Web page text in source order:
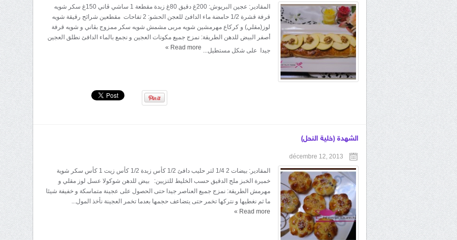
المقادير: عجين البريوش: 200غ دقيق 80غ زبدة مقطعة 1 ساشي ڤاني 150غ سكر شويه
قرفة قشرة 1/2 حامضة ماء الدافئ للعجن الحشو: 2 تفاحات مقطعين شرائح رقيقة شويه
لوز(مقلي) و كركاع مهرمشين شويه مربى مشمش شويه سكر ممزوج بڤاني و شويه قرفة
أصفر البيض للدهن الطريقة: نمزج جميع مكونات العجين و نجمع بالماء الدافئ نطلق العجين
جيدا على شكل مستطيل... Read more
»
الشهدة (خلية النحل)
décembre 12, 2013
المقادير: بيضات 2 1/4 لتر حليب دافئ 1/2 كأس زبدة 1/2 كأس زيت 1 كأس سكر شوية
خميرة الخبز ملح الدقيق حسب الخليط للتزيين: بيض للدهن شوكولا عسل لوز مقلي و
مهرمش الطريقة: نمزج جميع العناصر جيدا حتى الحصول على عجينة متماسكة و خفيفة شيئا
ما ثم نغطيها و نتركها تخمر حتى يتضاعف حجمها بعدما تخمر العجينة نأخذ المول...
Read more
»